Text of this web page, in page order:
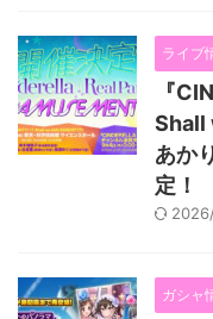
ライブ
『
Shall
あか
定！
ガシャ